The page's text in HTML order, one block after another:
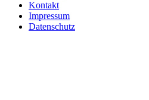
Kontakt
Impressum
Datenschutz